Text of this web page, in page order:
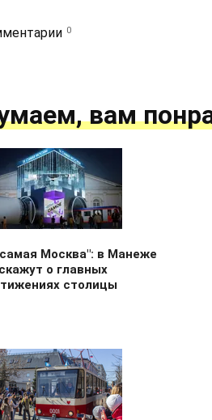
0
вам
Москва": в Манеже
о главных
столицы